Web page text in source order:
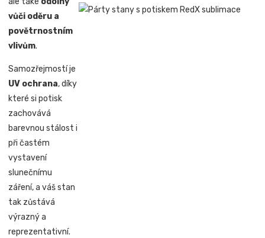
vůči oděru a
povětrnostním
vlivům.
Samozřejmostí je
UV ochrana, díky
které si potisk
zachovává
barevnou stálost i
při častém
vystavení
slunečnímu
záření, a váš stan
tak zůstává
výrazný a
reprezentativní.